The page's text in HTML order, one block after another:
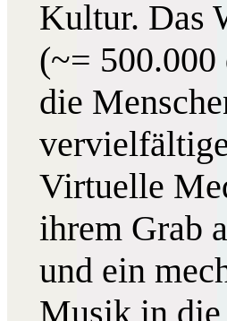
Kultur. Das
(~= 500.000
die
Virtuelle
ihrem Grab
und ein
Musik in